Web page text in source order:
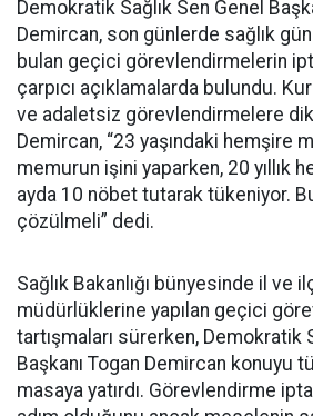
Demokratik Sağlık Sen Genel
Demircan, son günlerde sağlık
bulan geçici görevlendirmelerin
çarpıcı açıklamalarda bulundu.
ve adaletsiz görevlendirmelere
Demircan, “23 yaşındaki hemşire
memurun işini yaparken, 20 yıllık
ayda 10 nöbet tutarak tükeniyor.
çözülmeli” dedi.
Sağlık Bakanlığı bünyesinde il ve
müdürlüklerine yapılan geçici
tartışmaları sürerken, Demokratik
Başkanı Togan Demircan konuyu
masaya yatırdı. Görevlendirme